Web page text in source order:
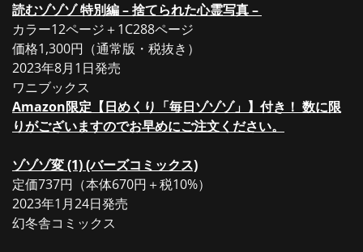
読むゾゾゾ 特別編 – 捨てられた心霊写真 –
カラー12ページ＋1C288ページ
価格1,300円（通常版・税抜き）
2023年8月1日発売
ワニブックス
Amazon限定【日めくり「毎日ゾゾゾ」】付き！ 数に限
りがございますのでお早めにご注文ください。
ゾゾゾ変 (1) (バーズコミックス)
定価737円（本体670円＋税10%）
2023年1月24日発売
幻冬舎コミックス